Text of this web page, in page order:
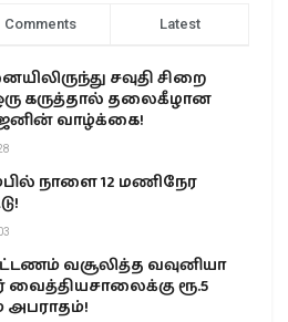
Comments Latest
சவுதி சிறை
கருத்தால் தலைகீழான
வாழ்க்கை!
நாளை 12 மணிநேர
வசூலித்த வவுனியா
வைத்தியசாலைக்கு ரூ.5
அபராதம்!